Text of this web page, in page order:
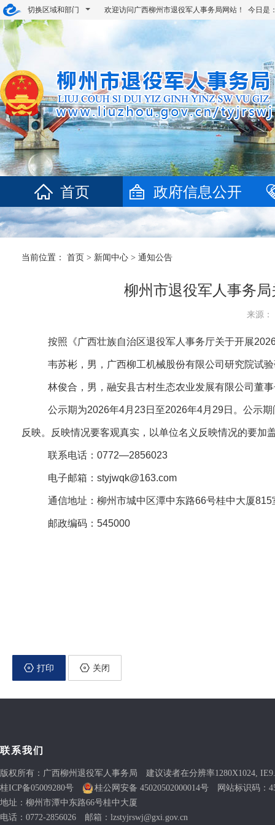
切换区域和部门 欢迎访问广西柳州市退役军人事务局网站！ 今日是
首页 政府信息公开
当前位置： 首页 > 新闻中心 > 通知公告
柳州市退役军人事务
来源
按照《广西壮族自治区退役军人事务厅关于开展
韦苏彬，男，广西柳工机械股份有限公司研究院试
林俊合，男，融安县古村生态农业发展有限公司董
公示期为2026年4月23日至2026年4月29日。公示
反映。反映情况要客观真实，以单位名义反映情况的要
联系电话：0772—2856023
电子邮箱：styjwqk@163.com
通信地址：柳州市城中区潭中东路66号桂中大
邮政编码：545000
打印 关闭
联系我们
版权所有：广西柳州退役军人事务局 建议读者在分辨率1280X1024,
桂ICP备05009280号
桂公网安备 45020502000014号 网站标识码：
地址：柳州市潭中东路66号桂中大厦
电话：0772-2856026 邮箱：lzstyjrswj@gxi.gov.cn